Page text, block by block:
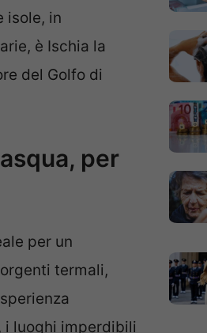
isole, in
è Ischia la
del Golfo di
per
per un
termali,
i luoghi imperdibili